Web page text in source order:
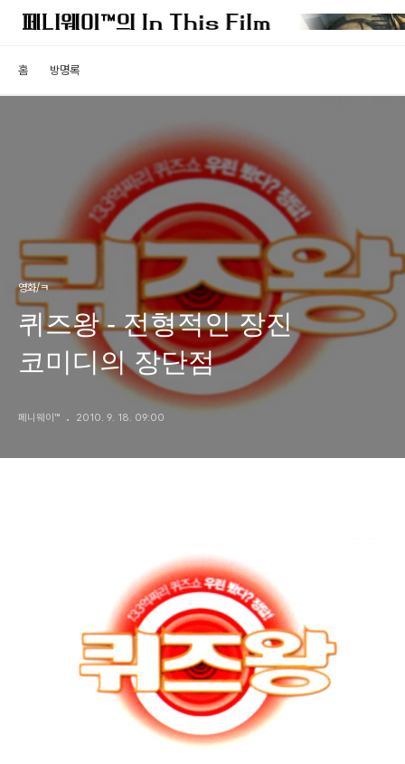
홈 방명록
영화/ㅋ
퀴즈왕 - 전형적인 장진
코미디의 장단점
페니웨이™ 2010. 9. 18. 09:00